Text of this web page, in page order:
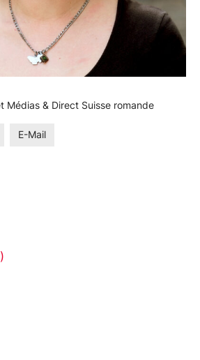
Médias & Direct Suisse romande
E-Mail